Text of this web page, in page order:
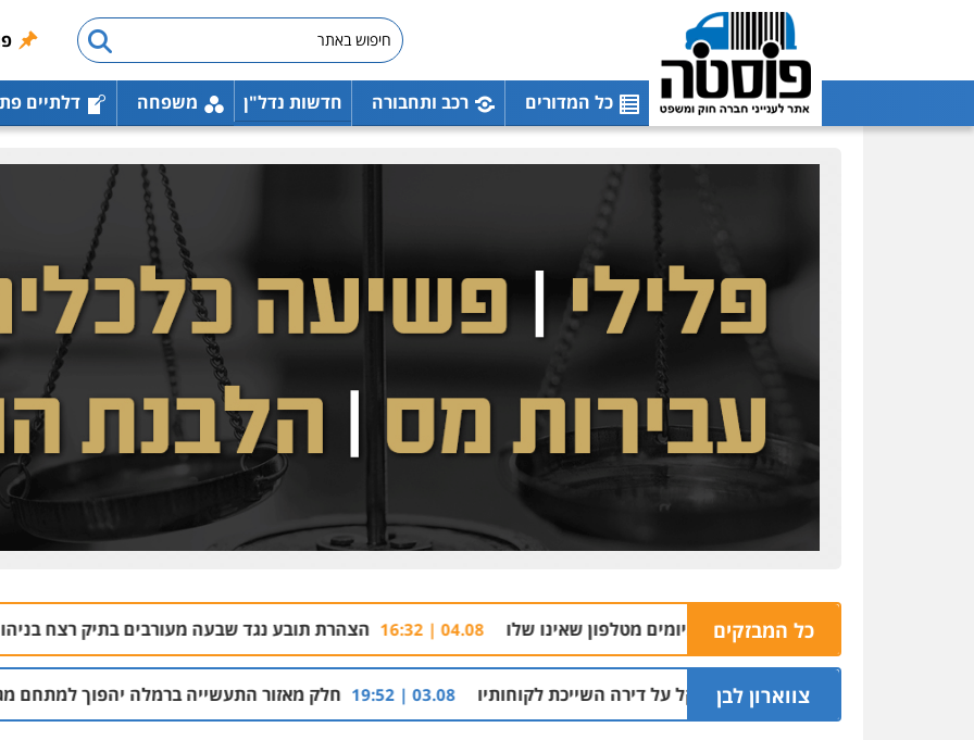
כל המדורים רכב ותחבורה חדשות נדל"ן משפחה דלתיים
כל המבזקים 04.08 | 16:32 הצהרת תובע נגד שבעה מעורבים בתיק רצח בניהו רזי בירושלים 13:37
צווארון לבן
שני מיליון שקל על דירה השייכת לקוחותיו 03.08 | 19:52 חלק מאזור התעשייה ברמלה יהפוך למתחם מגורים עם 1,700 יחידות דיור